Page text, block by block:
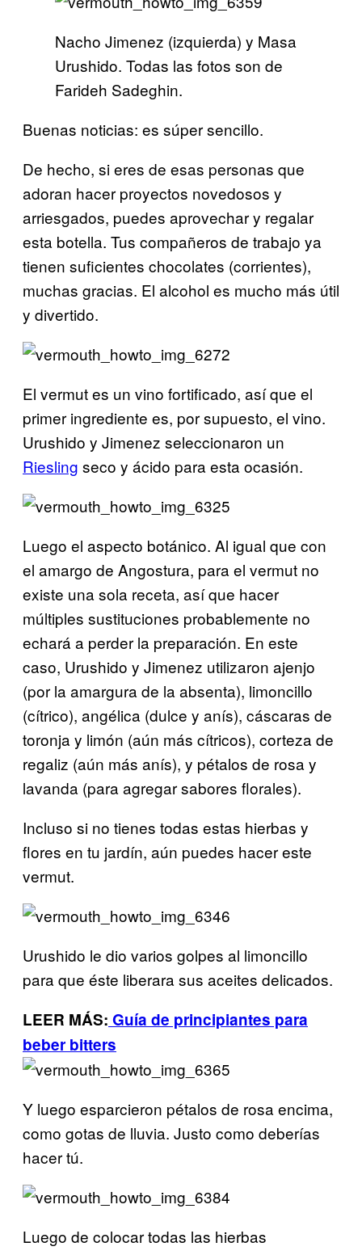
Nacho Jimenez (izquierda) y Masa
Urushido. Todas las fotos son de
Farideh Sadeghin.
Buenas noticias: es súper sencillo.
De hecho, si eres de esas personas que
adoran hacer proyectos novedosos y
arriesgados, puedes aprovechar y regalar
esta botella. Tus compañeros de trabajo ya
tienen suficientes chocolates (corrientes),
muchas gracias. El alcohol es mucho más útil
y divertido.
El vermut es un vino fortificado, así que el
primer ingrediente es, por supuesto, el vino.
Urushido y Jimenez seleccionaron un
Riesling seco y ácido para esta ocasión.
Luego el aspecto botánico. Al igual que con
el amargo de Angostura, para el vermut no
existe una sola receta, así que hacer
múltiples sustituciones probablemente no
echará a perder la preparación. En este
caso, Urushido y Jimenez utilizaron ajenjo
(por la amargura de la absenta), limoncillo
(cítrico), angélica (dulce y anís), cáscaras de
toronja y limón (aún más cítricos), corteza de
regaliz (aún más anís), y pétalos de rosa y
lavanda (para agregar sabores florales).
Incluso si no tienes todas estas hierbas y
flores en tu jardín, aún puedes hacer este
vermut.
Urushido le dio varios golpes al limoncillo
para que éste liberara sus aceites delicados.
LEER MÁS: Guía de principiantes para
beber bitters
Y luego esparcieron pétalos de rosa encima,
como gotas de lluvia. Justo como deberías
hacer tú.
Luego de colocar todas las hierbas